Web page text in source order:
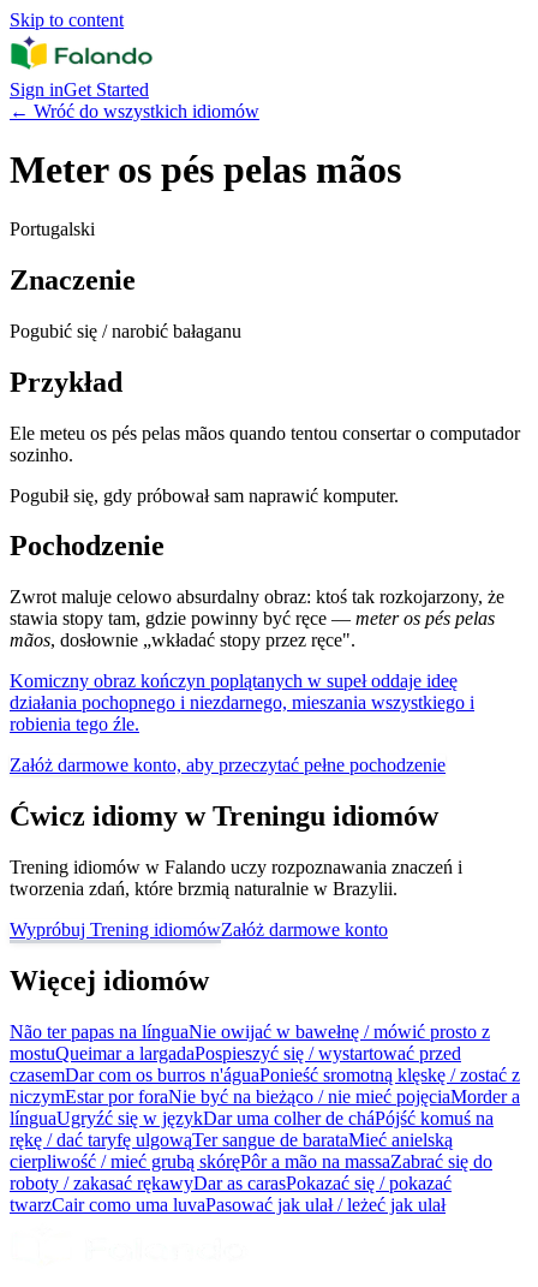
Skip to content
Sign inGet Started
← Wróć do wszystkich idiomów
Meter os pés pelas mãos
Portugalski
Znaczenie
Pogubić się / narobić bałaganu
Przykład
Ele meteu os pés pelas mãos quando tentou consertar o computador
sozinho.
Pogubił się, gdy próbował sam naprawić komputer.
Pochodzenie
Zwrot maluje celowo absurdalny obraz: ktoś tak rozkojarzony, że
stawia stopy tam, gdzie powinny być ręce — meter os pés pelas
mãos, dosłownie „wkładać stopy przez ręce".
Komiczny obraz kończyn poplątanych w supeł oddaje ideę
działania pochopnego i niezdarnego, mieszania wszystkiego i
robienia tego źle.
Załóż darmowe konto, aby przeczytać pełne pochodzenie
Ćwicz idiomy w Treningu idiomów
Trening idiomów w Falando uczy rozpoznawania znaczeń i
tworzenia zdań, które brzmią naturalnie w Brazylii.
Wypróbuj Trening idiomówZałóż darmowe konto
Więcej idiomów
Não ter papas na línguaNie owijać w bawełnę / mówić prosto z
mostuQueimar a largadaPospieszyć się / wystartować przed
czasemDar com os burros n'águaPonieść sromotną klęskę / zostać z
niczymEstar por foraNie być na bieżąco / nie mieć pojęciaMorder a
línguaUgryźć się w językDar uma colher de cháPójść komuś na
rękę / dać taryfę ulgowąTer sangue de barataMieć anielską
cierpliwość / mieć grubą skóręPôr a mão na massaZabrać się do
roboty / zakasać rękawyDar as carasPokazać się / pokazać
twarzCair como uma luvaPasować jak ulał / leżeć jak ulał